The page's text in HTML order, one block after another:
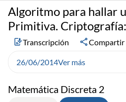
Matemática Discreta 2
Algoritmo para hallar
Primitiva.
Transcripción Compartir
26/06/2014Ver más